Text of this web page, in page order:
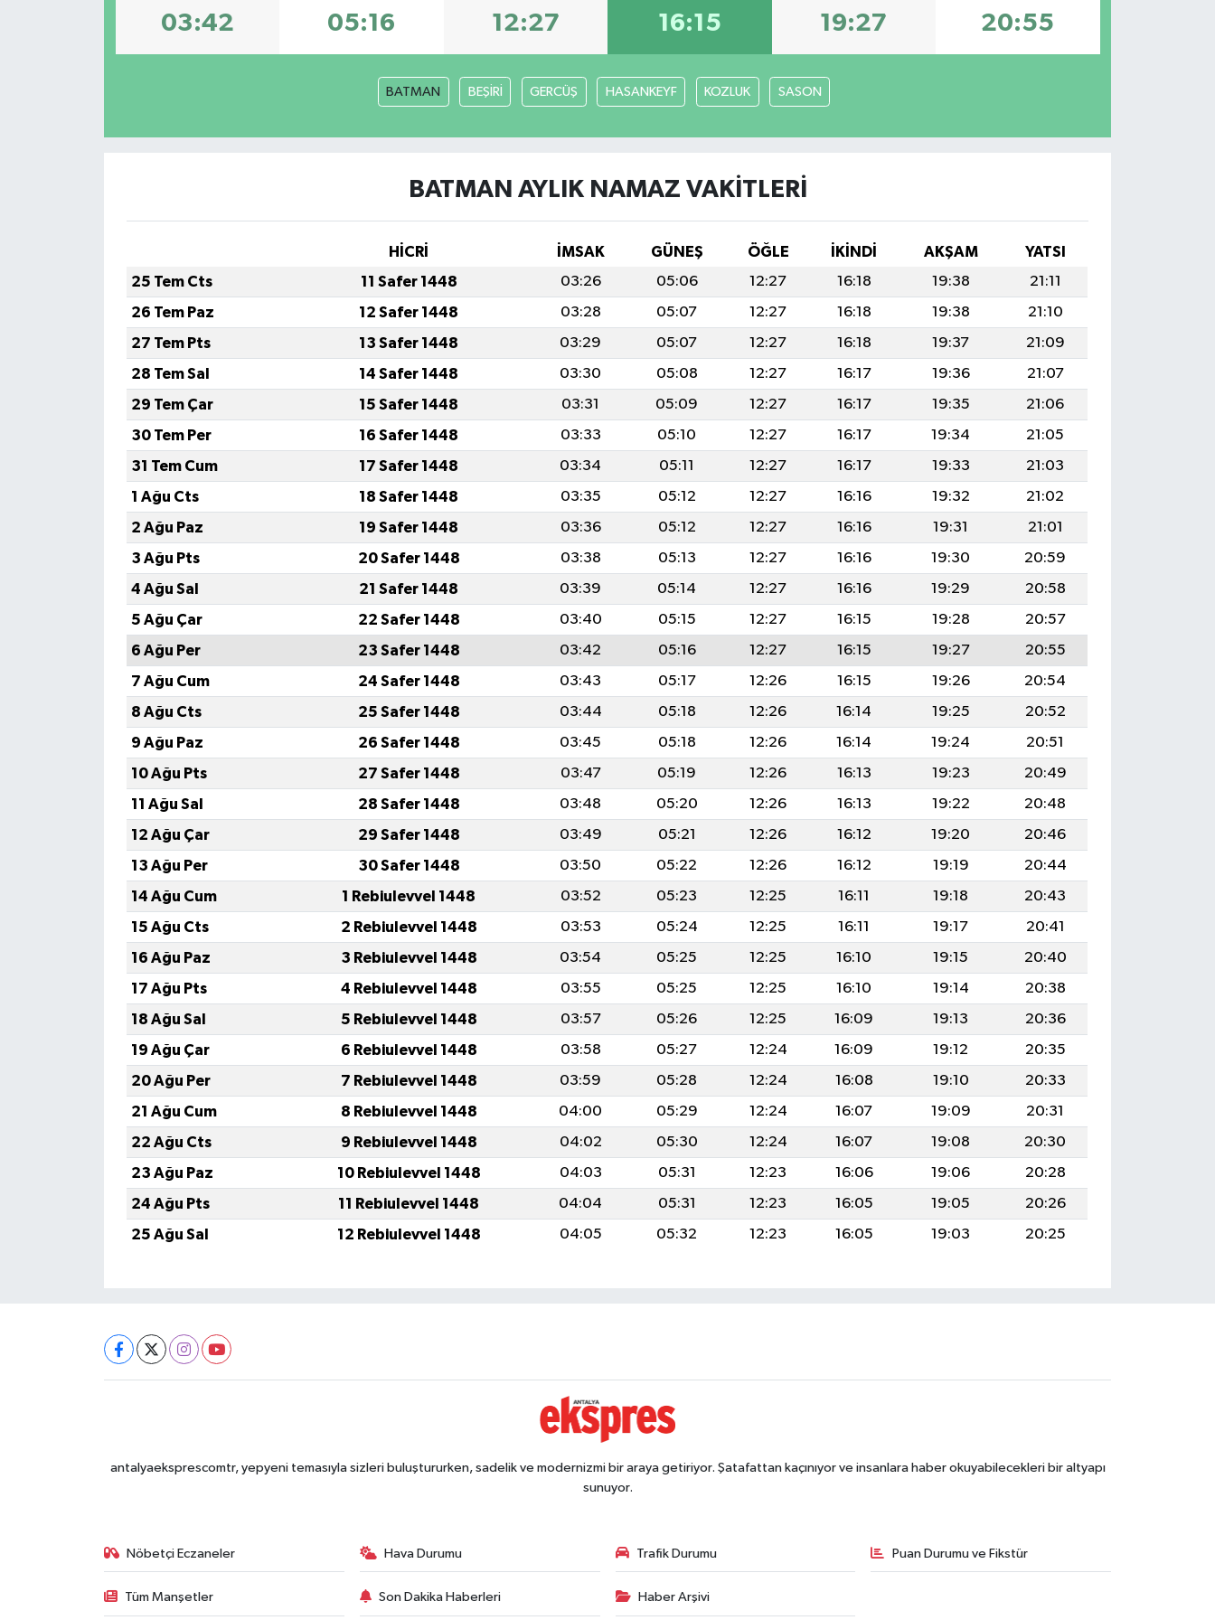
03:42 05:16 12:27 16:15 19:27 20:55
BATMAN BEŞİRİ GERCÜŞ HASANKEYF KOZLUK SASON
BATMAN AYLIK NAMAZ VAKITLERI
HİCRİ İMSAK GÜNEŞ ÖĞLE İKINDI AKŞAM
YATSI
25 Tem Cts
11 Safer 1448 03:26 05:06 12:27 16:18 19:38
21:11
26 Tem Paz
12 Safer 1448 03:28 05:07 12:27 16:18 19:38
21:10
27 Tem Pts
13 Safer 1448 03:29 05:07 12:27 16:18 19:37
21:09
28 Tem Sal
14 Safer 1448 03:30 05:08 12:27 16:17 19:36
21:07
29 Tem Çar
15 Safer 1448 03:31 05:09 12:27 16:17 19:35
21:06
30 Tem Per
16 Safer 1448 03:33 05:10 12:27 16:17 19:34
21:05
31 Tem Cum
17 Safer 1448 03:34 05:11 12:27 16:17 19:33
21:03
1 Ağu Cts
18 Safer 1448 03:35 05:12 12:27 16:16 19:32
21:02
2 Ağu Paz
19 Safer 1448 03:36 05:12 12:27 16:16 19:31
21:01
3 Ağu Pts
20 Safer 1448 03:38 05:13 12:27 16:16 19:30
20:59
4 Ağu Sal
21 Safer 1448 03:39 05:14 12:27 16:16 19:29
20:58
5 Ağu Çar
22 Safer 1448 03:40 05:15 12:27 16:15 19:28
20:57
6 Ağu Per
23 Safer 1448 03:42 05:16 12:27 16:15 19:27
20:55
7 Ağu Cum
24 Safer 1448 03:43 05:17 12:26 16:15 19:26
20:54
8 Ağu Cts
25 Safer 1448 03:44 05:18 12:26 16:14 19:25
20:52
9 Ağu Paz
26 Safer 1448 03:45 05:18 12:26 16:14 19:24
20:51
10 Ağu Pts
27 Safer 1448 03:47 05:19 12:26 16:13 19:23
20:49
11 Ağu Sal
28 Safer 1448 03:48 05:20 12:26 16:13 19:22
20:48
12 Ağu Çar
29 Safer 1448 03:49 05:21 12:26 16:12 19:20
20:46
13 Ağu Per
30 Safer 1448 03:50 05:22 12:26 16:12 19:19
20:44
14 Ağu Cum
1 Rebiulevvel 1448 03:52 05:23 12:25 16:11 19:18
20:43
15 Ağu Cts
2 Rebiulevvel 1448 03:53 05:24 12:25 16:11 19:17
20:41
16 Ağu Paz
3 Rebiulevvel 1448 03:54 05:25 12:25 16:10 19:15
20:40
17 Ağu Pts
4 Rebiulevvel 1448 03:55 05:25 12:25 16:10 19:14
20:38
18 Ağu Sal
5 Rebiulevvel 1448 03:57 05:26 12:25 16:09 19:13
20:36
19 Ağu Çar
6 Rebiulevvel 1448 03:58 05:27 12:24 16:09 19:12
20:35
20 Ağu Per
7 Rebiulevvel 1448 03:59 05:28 12:24 16:08 19:10
20:33
21 Ağu Cum
8 Rebiulevvel 1448 04:00 05:29 12:24 16:07 19:09
20:31
22 Ağu Cts
9 Rebiulevvel 1448 04:02 05:30 12:24 16:07 19:08
20:30
23 Ağu Paz
10 Rebiulevvel 1448 04:03 05:31 12:23 16:06 19:06
20:28
24 Ağu Pts
11 Rebiulevvel 1448 04:04 05:31 12:23 16:05 19:05
20:26
25 Ağu Sal
12 Rebiulevvel 1448 04:05 05:32 12:23 16:05 19:03 20:25
antalyaeksprescomtr, yepyeni temasıyla sizleri buluştururken, sadelik ve modernizmi bir araya getiriyor. Şatafattan kaçınıyor ve insanlara haber okuyabilecekleri bir altyapı
sunuyor.
Nöbetçi Eczaneler Hava Durumu Trafik Durumu Puan Durumu ve Fikstür
Tüm Manşetler Son Dakika Haberleri Haber Arşivi
RESMİ İLAN